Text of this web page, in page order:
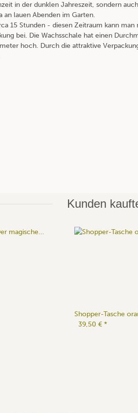
in der dunklen Jahreszeit, sondern
an lauen Abenden im Garten.
15 Stunden - diesen Zeitraum kann
bei. Die Wachsschale hat einen
hoch. Durch die attraktive
Kunden
Shopper-Tasche
39,50 € *